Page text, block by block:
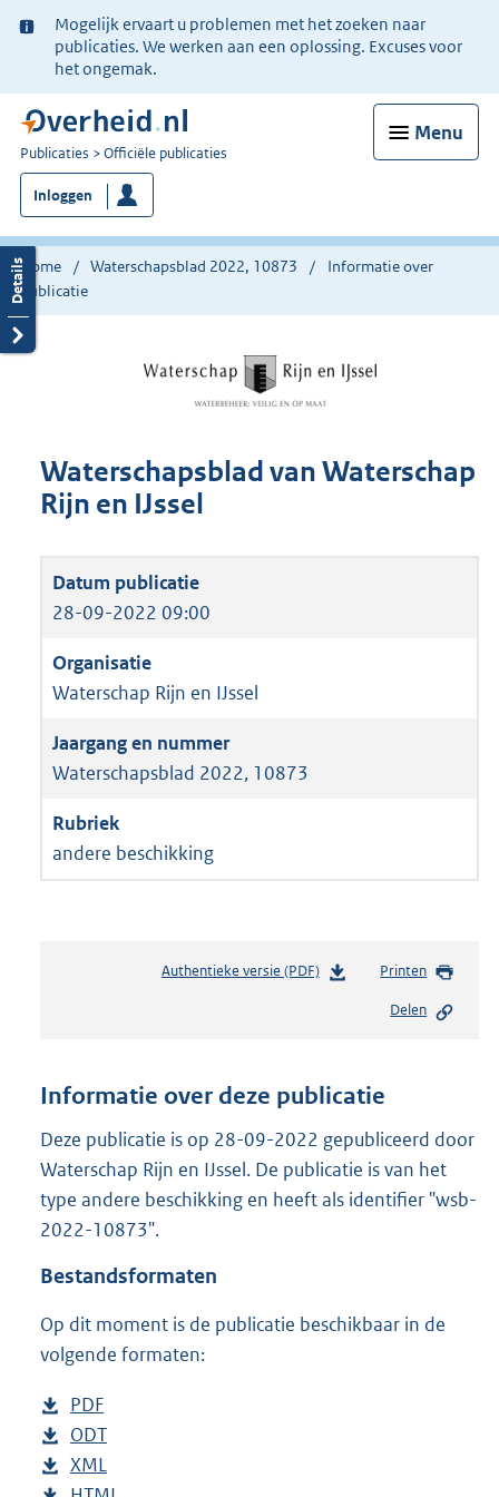
Ter
informatie:
Mogelijk ervaart u problemen met het zoeken naar
publicaties. We werken aan een oplossing. Excuses voor
het ongemak.
Menu
U
bent
nu
hier:
Publicaties Officiële publicaties
Inloggen
Home Waterschapsblad 2022, 10873
Informatie over
publicatie
Waterschapsblad van Waterschap
Rijn en IJssel
28-09-2022 09:00
Waterschap Rijn en IJssel
Waterschapsblad 2022, 10873
andere beschikking
Authentieke versie (PDF)b
n
s
g
r
o
:
Printen
Delen
Informatie over deze publicatie
Deze publicatie is op 28-09-2022 gepubliceerd door
Waterschap Rijn en IJssel. De publicatie is van het
type andere beschikking en heeft als identifier "wsb-
2022-10873".
Bestandsformaten
Op dit moment is de publicatie beschikbaar in de
volgende formaten:
D
o
w
PDF
e
s
D
o
ODT
D
XML